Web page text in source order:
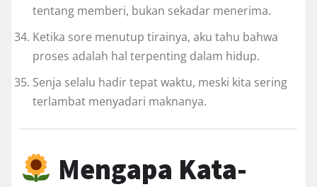
tentang memberi, bukan sekadar menerima.
Ketika sore menutup tirainya, aku tahu bahwa
proses adalah hal terpenting dalam hidup.
Senja selalu hadir tepat waktu, meski kita sering
terlambat menyadari maknanya.
Mengapa Kata-